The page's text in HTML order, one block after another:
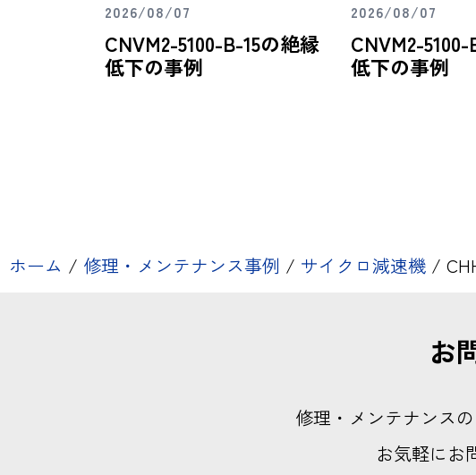
2026/08/07
CNVM2-5100-B-15の絶縁
低下の事例
2026/08/07
CNVM2-
低下の事例
ホーム / 修理・メンテナンス事例 / サイクロ減速機 /
お
修理・メンテナンス
お気軽にお